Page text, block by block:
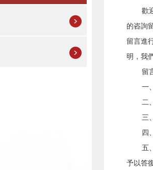
歡
的咨詢
留言進
明，我
留
一
二
三
四
五
予以答